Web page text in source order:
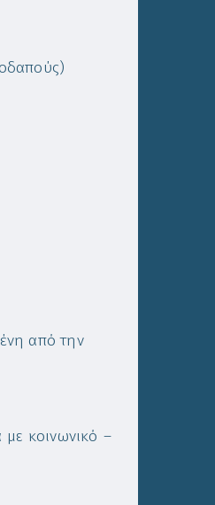
από την
κοινωνικό –